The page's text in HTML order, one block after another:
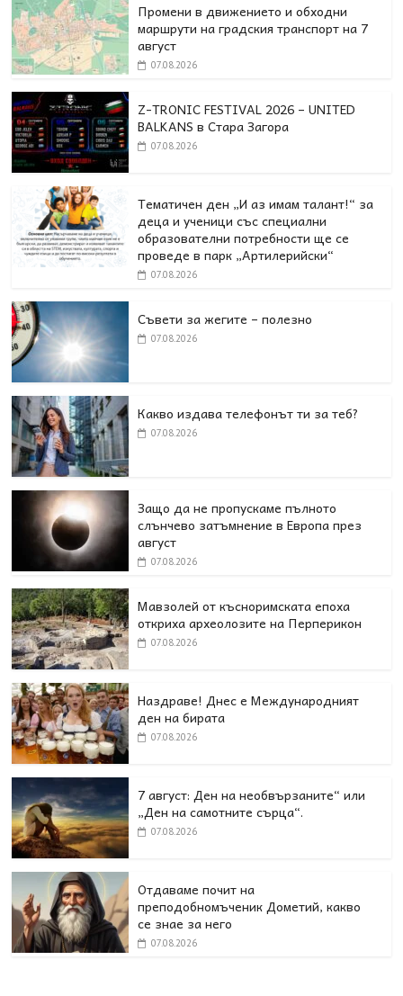
Промени в движението и обходни
маршрути на градския транспорт на 7
август
07.08.2026
Z-TRONIC FESTIVAL 2026 – UNITED
BALKANS в Стара Загора
07.08.2026
Тематичен ден „И аз имам талант!“ за
деца и ученици със специални
образователни потребности ще се
проведе в парк „Артилерийски“
07.08.2026
Съвети за жегите – полезно
07.08.2026
Какво издава телефонът ти за теб?
07.08.2026
Защо да не пропускаме пълното
слънчево затъмнение в Европа през
август
07.08.2026
Мавзолей от късноримската епоха
откриха археолозите на Перперикон
07.08.2026
Наздраве! Днес е Международният
ден на бирата
07.08.2026
7 август: Ден на необвързаните“ или
„Ден на самотните сърца“.
07.08.2026
Отдаваме почит на
преподобномъченик Дометий, какво
се знае за него
07.08.2026